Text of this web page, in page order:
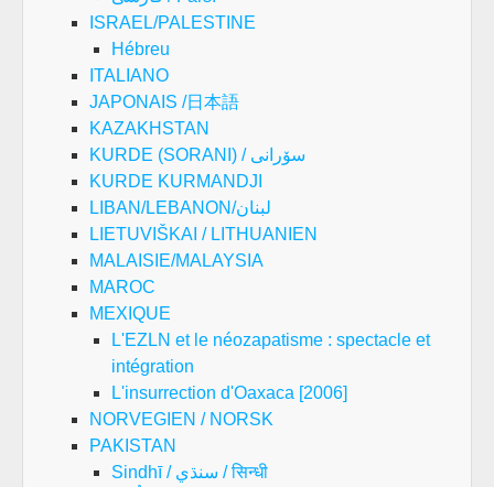
ISRAEL/PALESTINE
Hébreu
ITALIANO
JAPONAIS /日本語
KAZAKHSTAN
KURDE (SORANI) / سۆرانی
KURDE KURMANDJI
LIBAN/LEBANON/لبنان
LIETUVIŠKAI / LITHUANIEN
MALAISIE/MALAYSIA
MAROC
MEXIQUE
L'EZLN et le néozapatisme : spectacle et
intégration
L'insurrection d'Oaxaca [2006]
NORVEGIEN / NORSK
PAKISTAN
Sindhī / سنڌي / सिन्धी